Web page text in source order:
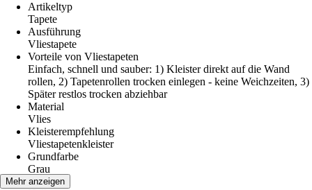
Artikeltyp
Tapete
Ausführung
Vliestapete
Vorteile von Vliestapeten
Einfach, schnell und sauber: 1) Kleister direkt auf die Wand
rollen, 2) Tapetenrollen trocken einlegen - keine Weichzeiten, 3)
Später restlos trocken abziehbar
Material
Vlies
Kleisterempfehlung
Vliestapetenkleister
Grundfarbe
Grau
Farbton
Mehr anzeigen